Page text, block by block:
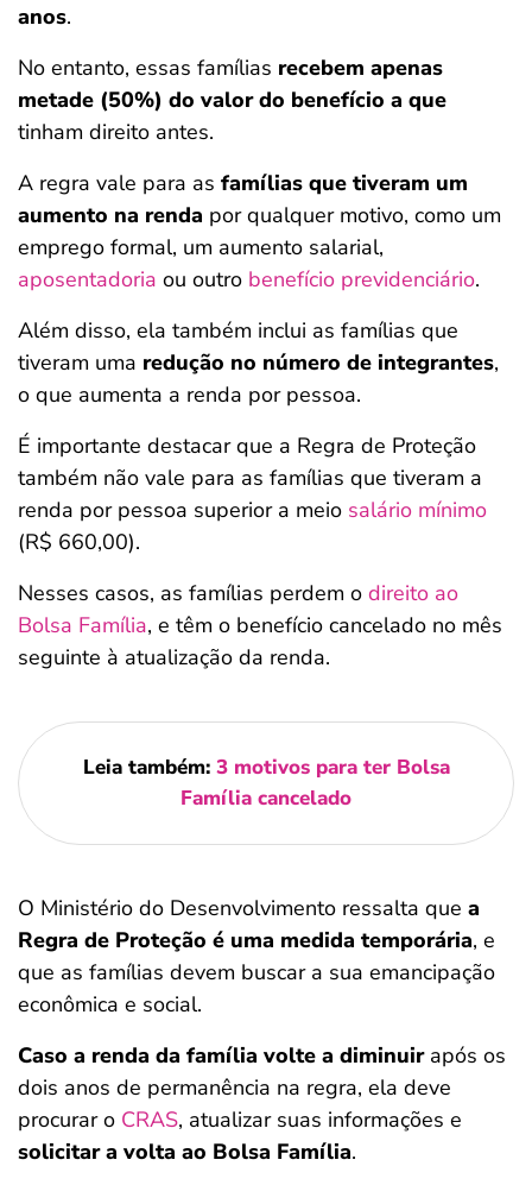
anos.
No entanto, essas famílias recebem apenas
metade (50%) do valor do benefício a que
tinham direito antes.
A regra vale para as famílias que tiveram um
aumento na renda por qualquer motivo, como um
emprego formal, um aumento salarial,
aposentadoria ou outro benefício previdenciário.
Além disso, ela também inclui as famílias que
tiveram uma redução no número de integrantes,
o que aumenta a renda por pessoa.
É importante destacar que a Regra de Proteção
também não vale para as famílias que tiveram a
renda por pessoa superior a meio salário mínimo
(R$ 660,00).
Nesses casos, as famílias perdem o direito ao
Bolsa Família, e têm o benefício cancelado no mês
seguinte à atualização da renda.
Leia também: 3 motivos para ter Bolsa
Família cancelado
O Ministério do Desenvolvimento ressalta que a
Regra de Proteção é uma medida temporária, e
que as famílias devem buscar a sua emancipação
econômica e social.
Caso a renda da família volte a diminuir após os
dois anos de permanência na regra, ela deve
procurar o CRAS, atualizar suas informações e
solicitar a volta ao Bolsa Família.